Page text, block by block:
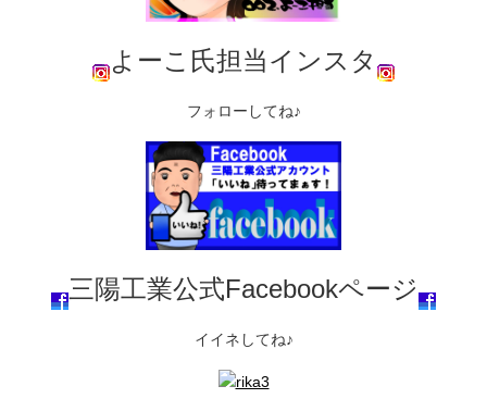
よーこ氏担当インスタ
フォローしてね♪
三陽工業公式Facebookページ
イイネしてね♪